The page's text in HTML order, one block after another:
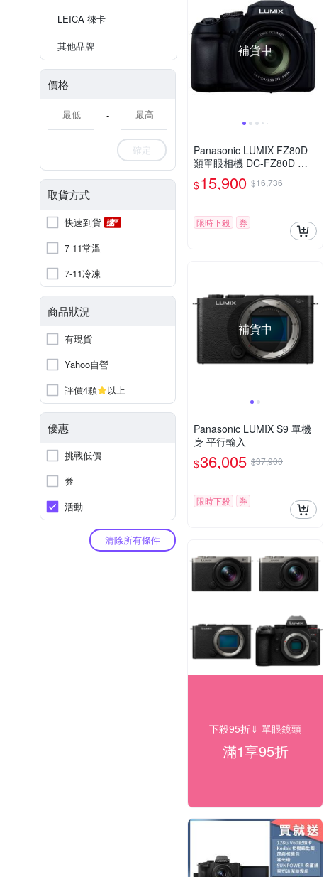
LEICA 徠卡
其他品牌
價格
-
確定
取貨方式
快速到貨
7-11常溫
7-11冷凍
商品狀況
有現貨
Yahoo自營
評價4顆
以上
優惠
挑戰低價
券
活動
清除所有條件
補貨中
Panasonic LUMIX FZ80D
類單眼相機 DC-FZ80D 公
司貨
$15,900 $16,736
限時下殺 券
補貨中
Panasonic LUMIX S9 單機
身 平行輸入
$36,005 $37,900
限時下殺 券
下殺95折⇓ 單眼鏡頭
滿1享95折